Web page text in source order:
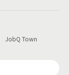
JobQ Town